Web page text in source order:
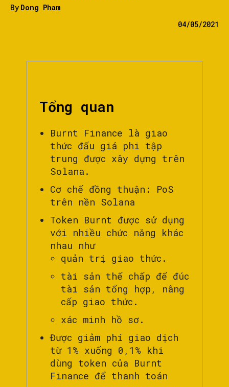
By Dong Pham
04/05/2021
Tổng quan
Burnt Finance là giao
thức đấu giá phi tập
trung được xây dựng trên
Solana.
Cơ chế đồng thuận: PoS
trên nền Solana
Token Burnt được sử dụng
với nhiều chức năng khác
nhau như
quản trị giao thức.
tài sản thế chấp để đúc
tài sản tổng hợp, nâng
cấp giao thức.
xác minh hồ sơ.
Được giảm phí giao dịch
từ 1% xuống 0,1% khi
dùng token của Burnt
Finance để thanh toán